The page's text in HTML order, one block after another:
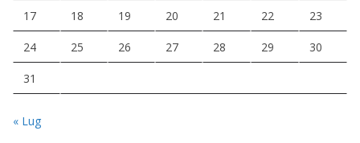
17 18 19 20 21 22 23
24 25 26 27 28 29 30
31
« Lug